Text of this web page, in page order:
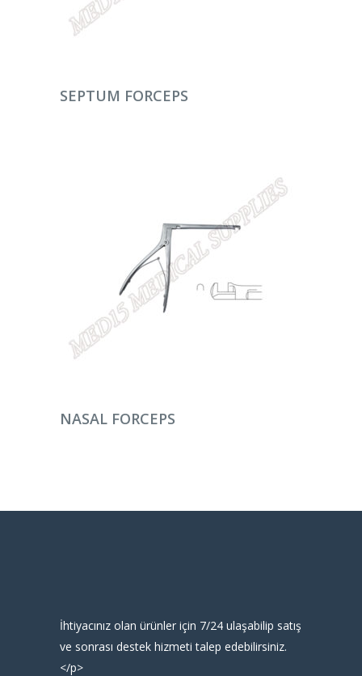
DEVAMINI OKU
SEPTUM FORCEPS
DEVAMINI OKU
NASAL FORCEPS
İhtiyacınız olan ürünler için 7/24 ulaşabilip satış
ve sonrası destek hizmeti talep edebilirsiniz.
</p>